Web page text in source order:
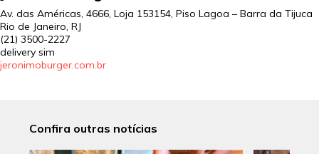
Av. das Américas, 4666, Loja 153154, Piso Lagoa – Barra da Tijuca
Rio de Janeiro, RJ
(21) 3500-2227
delivery sim
jeronimoburger.com.br
Confira outras notícias